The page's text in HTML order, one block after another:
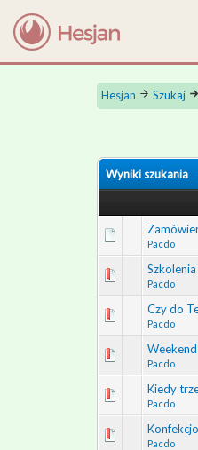
Hesjan Szukaj
Wyniki szukania
Pacdo
Pacdo
Czy do
Pacdo
Pacdo
Kiedy
Pacdo
Pacdo